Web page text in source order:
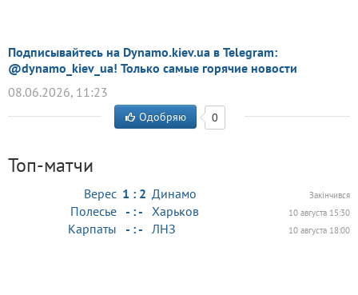
Подписывайтесь на Dynamo.kiev.ua в Telegram:
@dynamo_kiev_ua! Только самые горячие новости
08.06.2026, 11:23
Одобряю 0
Топ-матчи
Верес Динамо
1 : 2 Закінчився
Полесье Харьков
- : - 10 августа 15:30
Карпаты ЛНЗ
- : - 10 августа 18:00